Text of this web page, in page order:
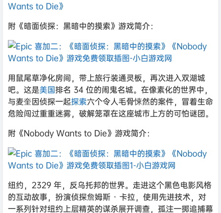
Wants to Die》
附《暗面侦探：黑暗中的摸索》游戏简介：
用鼠尾草净化房间，带上旅行装通灵板，再次进入双湖城
吧。这是美国排名 34 位的闹鬼名城。在像素化的世界中，
与麦奎因侦探一起探索六个令人毛骨悚然的案件，冒着生命
危险闯过重重迷雾，破解笼罩在这座城市上方的可怕谜团。
附《Nobody Wants to Die》游戏简介：
纽约，2329 年，反乌托邦的世界。走进这个黑色电影风格
的互动故事，扮演侦探詹姆斯 · 卡拉，使用先进技术，对
一系列针对纽约上层精英的谋杀展开调查，孤注一掷追捕幕